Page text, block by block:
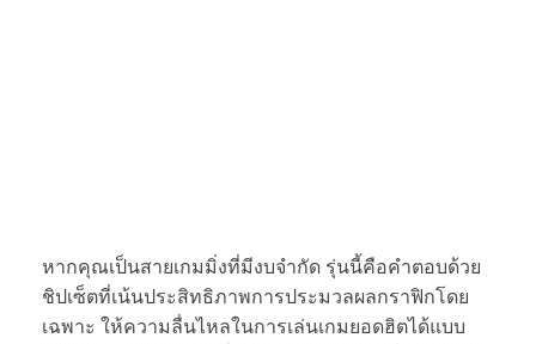
หากคุณเป็นสายเกมมิ่งที่มีงบจำกัด รุ่นนี้คือคำตอบด้วย
ชิปเซ็ตที่เน้นประสิทธิภาพการประมวลผลกราฟิกโดย
เฉพาะ ให้ความลื่นไหลในการเล่นเกมยอดฮิตได้แบบ